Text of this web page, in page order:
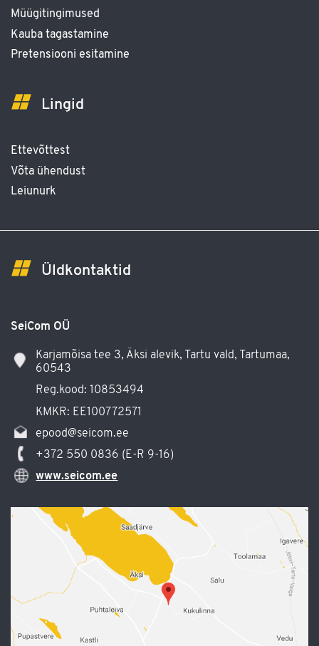
Müügitingimused
Kauba tagastamine
Pretensiooni esitamine
Lingid
Ettevõttest
Võta ühendust
Leiunurk
Üldkontaktid
SeiCom OÜ
Karjamõisa tee 3, Äksi alevik, Tartu vald, Tartumaa,
60543
Reg.kood: 10853494
KMKR: EE100772571
epood@seicom.ee
+372 550 0836 (E-R 9-16)
www.seicom.ee